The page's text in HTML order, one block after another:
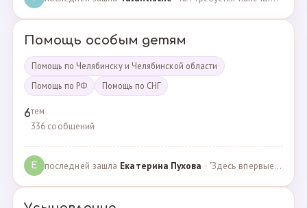
Помощь особым детям
Помощь по Челябинску и Челябинской области
Помощь по РФ
Помощь по СНГ
6тем
336 сообщений
Е последней зашла Екатерина Пухова · "Здесь впервые поверили в моего сына и подарили над… · 09.09.2019